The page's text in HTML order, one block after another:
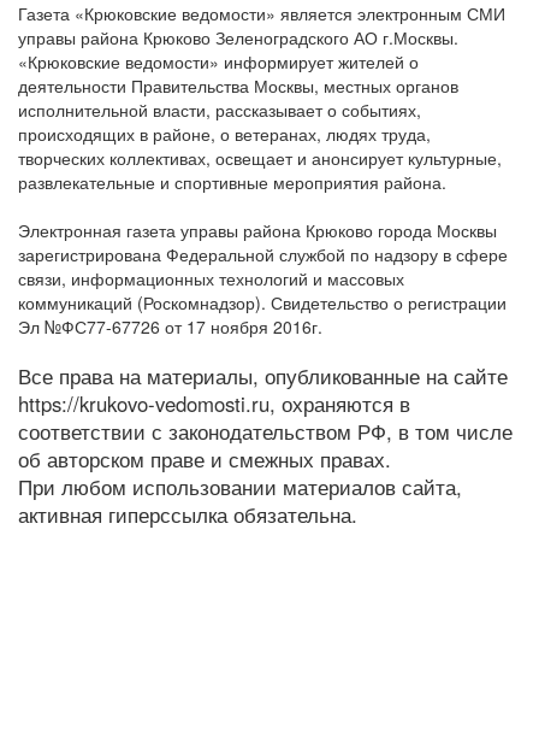
Газета «Крюковские ведомости» является электронным СМИ
управы района Крюково Зеленоградского АО г.Москвы.
«Крюковские ведомости» информирует жителей о
деятельности Правительства Москвы, местных органов
исполнительной власти, рассказывает о событиях,
происходящих в районе, о ветеранах, людях труда,
творческих коллективах, освещает и анонсирует культурные,
развлекательные и спортивные мероприятия района.
Электронная газета управы района Крюково города Москвы
зарегистрирована Федеральной службой по надзору в сфере
связи, информационных технологий и массовых
коммуникаций (Роскомнадзор). Свидетельство о регистрации
Эл №ФС77-67726 от 17 ноября 2016г.
Все права на материалы, опубликованные на сайте
https://krukovo-vedomosti.ru, охраняются в
соответствии с законодательством РФ, в том числе
об авторском праве и смежных правах.
При любом использовании материалов сайта,
активная гиперссылка обязательна.